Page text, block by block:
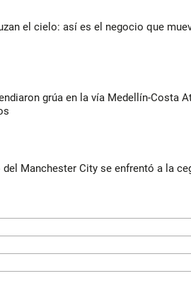
el cielo: así es el negocio que
grúa en la vía Medellín-Costa
del Manchester City se enfrentó a la